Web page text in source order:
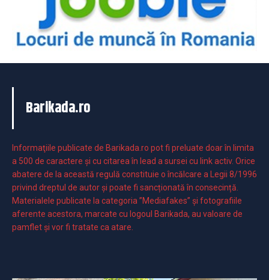
Barikada.ro
Informaţiile publicate de Barikada.ro pot fi preluate doar în limita
a 500 de caractere şi cu citarea în lead a sursei cu link activ. Orice
abatere de la această regulă constituie o încălcare a Legii 8/1996
privind dreptul de autor și poate fi sancționată în consecință.
Materialele publicate la categoria ”Mediafakes” și fotografiile
aferente acestora, marcate cu logoul Barikada, au valoare de
pamflet și vor fi tratate ca atare.